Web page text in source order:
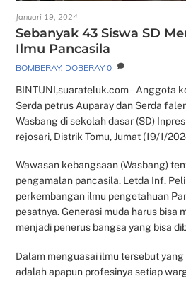
Januari 19, 2024
Sebanyak 43 Siswa SD
Ilmu Pancasila
BOMBERAY, DOBERAY 0
BINTUNI,suarateluk.com – Anggota
Serda petrus Auparay dan Serda
Wasbang di sekolah dasar (SD)
rejosari, Distrik Tomu, Jumat (19/1/
Wawasan kebangsaan (Wasbang)
pengamalan pancasila. Letda Inf.
perkembangan ilmu pengetahuan
pesatnya. Generasi muda harus bisa
menjadi penerus bangsa yang bisa
Dalam menguasai ilmu tersebut
adalah apapun profesinya setiap